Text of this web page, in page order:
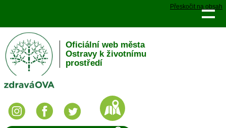
Přeskočit na obsah
Oficiální web města
Ostravy k životnímu
prostředí